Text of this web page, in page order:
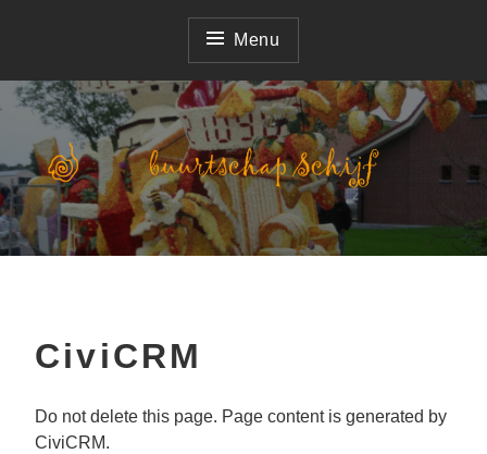
springen
Menu
Buurtschap Schijf
deelnemer Corso Zundert
CiviCRM
Do not delete this page. Page content is generated by
CiviCRM.